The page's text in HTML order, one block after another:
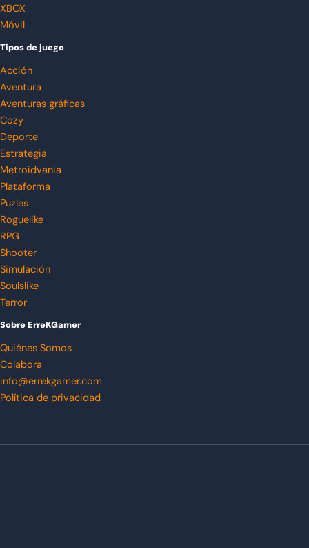
XBOX
Móvil
Tipos de juego
Acción
Aventura
Aventuras gráficas
Cozy
Deporte
Estrategia
Metroidvania
Plataforma
Puzles
Roguelike
RPG
Shooter
Simulación
Soulslike
Terror
Sobre ErreKGamer
Quiénes Somos
Colabora
info@errekgamer.com
Política de privacidad